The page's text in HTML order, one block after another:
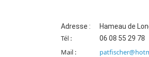
Adresse : Hameau de
Tél : 06 08 55 29 78
Mail :